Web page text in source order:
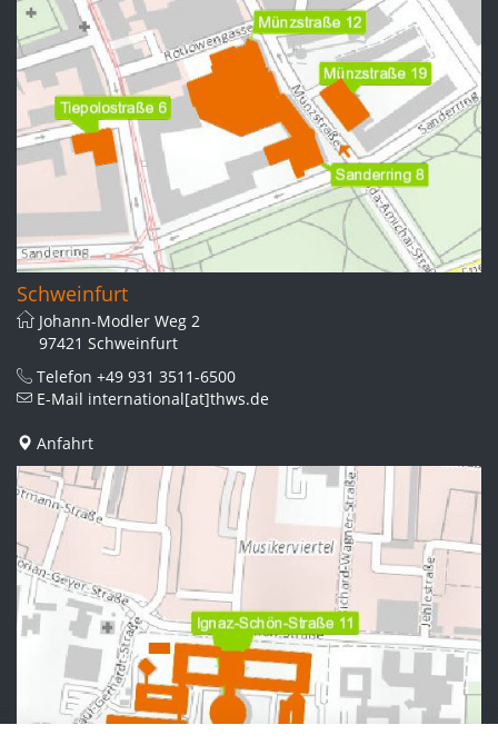
Schweinfurt
Johann-Modler Weg 2
97421 Schweinfurt
Telefon +49 931 3511-6500
E-Mail international[at]thws.de
Anfahrt